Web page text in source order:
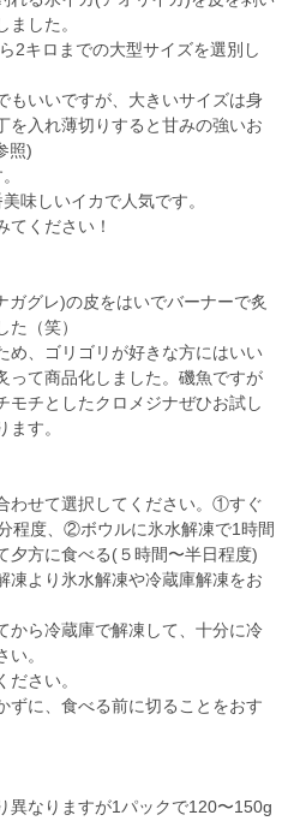
した。
2キロまでの大型サイズを選別し
もいいですが、大きいサイズは身
を入れ薄切りすると甘みの強いお
照)
味しいイカで人気です。
てください！
グレ)の皮をはいでバーナーで炙
（笑）
め、ゴリゴリが好きな方にはいい
って商品化しました。磯魚ですが
モチとしたクロメジナぜひお試し
す。
わせて選択してください。①すぐ
程度、②ボウルに氷水解凍で1時間
方に食べる(５時間〜半日程度)
凍より氷水解凍や冷蔵庫解凍をお
から冷蔵庫で解凍して、十分に冷
。
さい。
ずに、食べる前に切ることをおす
異なりますが1パックで120〜150g